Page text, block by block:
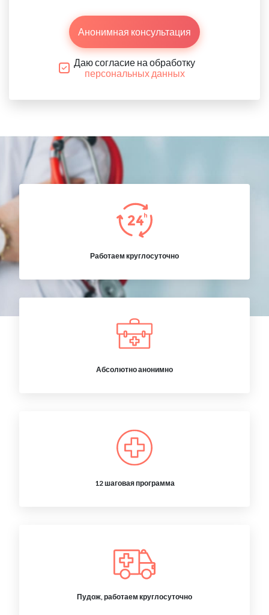
Анонимная консультация
Даю согласие на обработку
персональных данных
Работаем круглосуточно
Абсолютно анонимно
12 шаговая программа
Пудож, работаем круглосуточно